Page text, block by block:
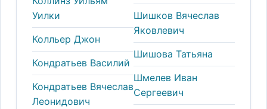
Уилки
Колльер Джон
Кондратьев Василий
Кондратьев Вячеслав
Леонидович
Шишков Вячеслав
Яковлевич
Шишова Татьяна
Шмелев Иван
Сергеевич